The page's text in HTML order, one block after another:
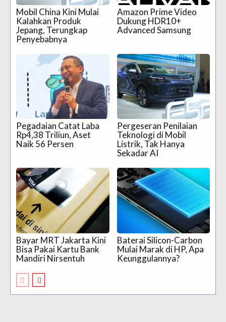
Mobil China Kini Mulai
Kalahkan Produk
Jepang, Terungkap
Penyebabnya
Amazon Prime Video
Dukung HDR10+
Advanced Samsung
Pegadaian Catat Laba
Rp4,38 Triliun, Aset
Naik 56 Persen
Pergeseran Penilaian
Teknologi di Mobil
Listrik, Tak Hanya
Sekadar AI
Bayar MRT Jakarta Kini
Bisa Pakai Kartu Bank
Mandiri Nirsentuh
Baterai Silicon-Carbon
Mulai Marak di HP, Apa
Keunggulannya?